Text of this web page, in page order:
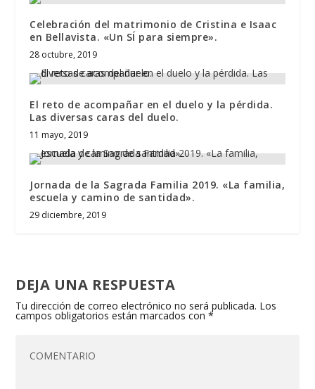
Celebración del matrimonio de Cristina e Isaac
en Bellavista. «Un SÍ para siempre».
28 octubre, 2019
El reto de acompañar en el duelo y la pérdida.
Las diversas caras del duelo.
11 mayo, 2019
Jornada de la Sagrada Familia 2019. «La familia,
escuela y camino de santidad».
29 diciembre, 2019
DEJA UNA RESPUESTA
Tu dirección de correo electrónico no será publicada. Los
campos obligatorios están marcados con*